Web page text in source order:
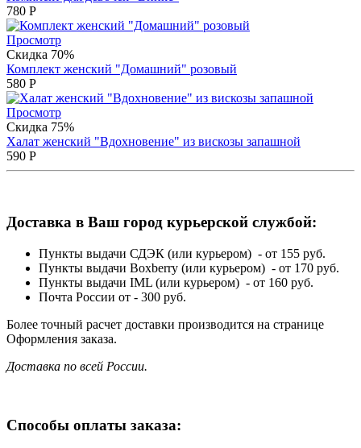
780 Р
Просмотр
Скидка 70%
Комплект женский "Домашний" розовый
580 Р
Просмотр
Скидка 75%
Халат женский "Вдохновение" из вискозы запашной
590 Р
Доставка в Ваш город курьерской службой:
Пункты выдачи СДЭК (или курьером) - от 155 руб.
Пункты выдачи Boxberry (или курьером) - от 170 руб.
Пункты выдачи IML (или курьером) - от 160 руб.
Почта России от - 300 руб.
Более точный расчет доставки производится на странице
Оформления заказа.
Доставка по всей России.
Способы оплаты заказа: